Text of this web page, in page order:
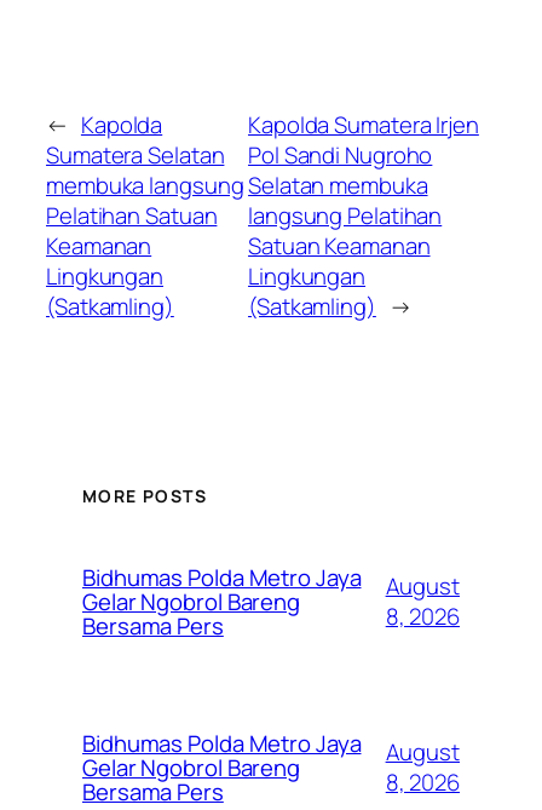
← Kapolda
Sumatera Selatan
membuka langsung
Pelatihan Satuan
Keamanan
Lingkungan
(Satkamling)
Kapolda Sumatera Irjen
Pol Sandi Nugroho
Selatan membuka
langsung Pelatihan
Satuan Keamanan
Lingkungan
(Satkamling) →
MORE POSTS
Bidhumas Polda Metro Jaya
Gelar Ngobrol Bareng
Bersama Pers
August
8, 2026
Bidhumas Polda Metro Jaya
Gelar Ngobrol Bareng
Bersama Pers
August
8, 2026